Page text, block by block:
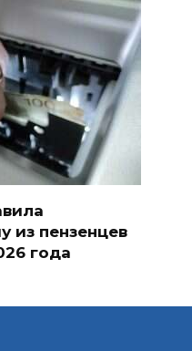
из пензенцев
года